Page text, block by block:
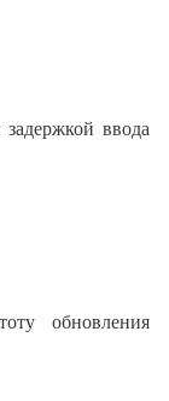
ввода
обновления